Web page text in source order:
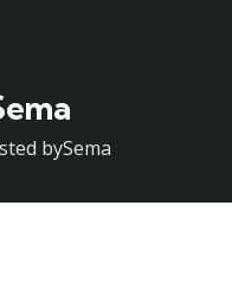
bySema